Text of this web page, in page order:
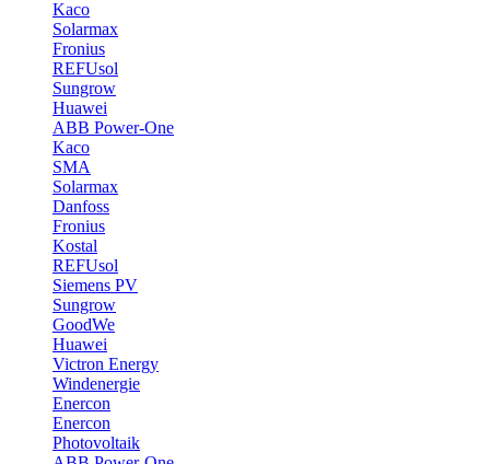
Kaco
Solarmax
Fronius
REFUsol
Sungrow
Huawei
ABB Power-One
Kaco
SMA
Solarmax
Danfoss
Fronius
Kostal
REFUsol
Siemens PV
Sungrow
GoodWe
Huawei
Victron Energy
Windenergie
Enercon
Enercon
Photovoltaik